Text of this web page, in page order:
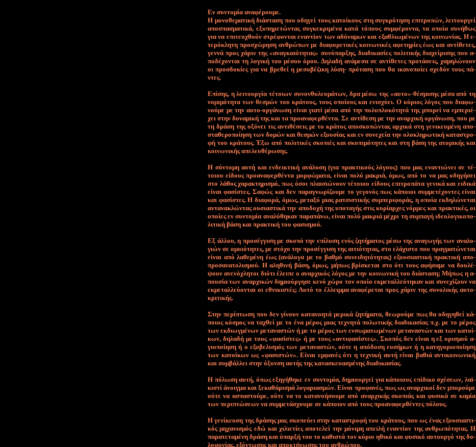
Εν συ­ντο­μί­α α­να­φέ­ρου­με.
Η μο­νο­θε­μα­τι­κή διά­στα­ση που ο­δη­γεί τους κα­τοί­κους στη συ­γκρό­τη­ση ε­πι­τρο­πών, λει­τουρ­γεί
α­πο­σπα­σμα­τι­κά, ε­ξυ­πη­ρε­τώ­ντας συ­γκε­κρι­μέ­να κα­τά τό­πους συμ­φέ­ρο­ντα, τα ο­ποί­α συ­νή­θως
για να ε­πι­τευ­χθούν στρέ­φο­νται ε­να­ντί­ον των α­δύ­να­μων και ε­ξα­θλιω­μέ­νων της κοι­νω­νί­ας. Η ε­
τε­ρό­κλη­τη προ­σχώ­ρη­ση αν­θρώ­πων με δια­φο­ρε­τι­κές κοι­νω­νι­κές α­φε­τη­ρί­ες έ­ως και α­ντί­θε­τες,
γεν­νά προς χά­ριν της «α­να­γκαιό­τη­τας» συ­νύ­παρ­ξης, δια­δι­κα­σί­ες πο­λι­τι­κής δια­χεί­ρι­σης που α­
πο­δέ­χο­νται τη λο­γι­κή του μέ­σου ό­ρου. Δη­λα­δή α­νά­με­σα σε α­ντί­θε­τες προ­τά­σεις, χα­μη­λώ­νουν
οι προσ­δο­κί­ες για να βρε­θεί η με­σο­βέ­ζι­κη λύ­ση- πρό­τα­ση που θα ι­κα­νο­ποί­ει σχε­δόν τους πά­
ντες.
Ε­πί­σης, η λει­τουρ­γί­α τέ­τοιων συ­νον­θυ­λευ­μά­των, δρα μέ­σω της «αυ­το»-θέ­σμι­σης μέ­σα α­πό τη
νο­μι­μό­τη­τα των θε­σμών του κρά­τους, τους ο­ποί­ους και ε­νι­σχύ­ει. Ο κύ­ριος λό­γος που δια­φω­
νού­με με την αυ­το-ορ­γά­νω­ση εί­ναι για­τί μέ­σα α­πό την πο­λυ­πλο­κό­τη­τά της μπο­ρεί να ε­μπε­ριέ­
χει στην δυ­να­μι­κή της και τα προ­α­να­φερ­θέ­ντα. Σε α­ντί­θε­ση με την α­ναρ­χι­κή ορ­γά­νω­ση, που με
τη δρά­ση της ο­ξύ­νει τις α­ντι­θέ­σεις με το κρά­τος α­πο­σκο­πώ­ντας αρ­χι­κά στη γε­νι­κευ­μέ­νη α­πο­
στα­θε­ρο­ποί­η­ση των δο­μών και θε­σμών ε­ξου­σί­ας και εν συ­νε­χεία την ο­λο­κλη­ρω­τι­κή κα­τα­στρο­
φή του κρά­τους. Έ­ξω α­πό πο­λι­τι­κές σκο­πιές και σκο­πι­μό­τη­τες και στη βά­ση της α­το­μι­κής και
κοι­νω­νι­κής α­πε­λευ­θέ­ρω­σης.
Η σύ­ντο­μη αυ­τή και εν­δει­κτι­κή α­νά­λυ­ση (για πρα­κτι­κούς λό­γους) που μας ε­να­ντιώ­νει σε τέ­
τοιου εί­δους προ­α­να­φερ­θέ­ντα μορ­φώ­μα­τα, εί­ναι πο­λύ μα­κριά, ό­μως, α­πό το να μας ο­δη­γή­σει
στο λά­θος χα­ρα­κτη­ρι­σμό, πως ό­σοι πλαι­σιώ­νουν τέ­τοιου εί­δους ε­πι­τρο­πά­τα γε­νι­κά και ει­δι­κά
εί­ναι φα­σί­στες. Σα­φώς και δεν πα­ρα­γνω­ρί­ζου­με το γε­γο­νός πως κά­ποιοι συμ­με­τέ­χο­ντες εί­ναι
και φα­σί­στες. Η δια­φο­ρά, ό­μως, με­τα­ξύ μιας ρα­τσι­στι­κής συ­μπε­ρι­φο­ράς, η ο­ποί­α εκ­δη­λώ­νε­ται
α­ντα­να­κλώ­ντας ου­σια­στι­κά την α­πο­δο­χή της υ­πο­τα­γής στις κυ­ρί­αρ­χες νόρ­μες και πρα­κτι­κές, οι
ο­ποί­ες εν συ­ντο­μί­α α­να­λύ­θη­καν πα­ρα­πά­νω, εί­ναι πο­λύ μα­κριά μέ­χρι τη συ­μπα­γή ι­δε­ο­λο­γι­κο­πο­
λι­τι­κή βά­ση και πρα­κτι­κή του φα­σι­σμού.
Εξ άλ­λου, η προ­σέγ­γι­ση με σκο­πό την ε­πί­λυ­ση ε­νός ζη­τή­μα­τος μέ­σω της α­να­γω­γής των α­να­λο­
γιών σε ο­μοιό­τη­τες, με στό­χο την προ­σέγ­γι­ση της αι­τιό­τη­τας, στο ε­λά­χι­στο που πραγ­μα­τώ­νε­ται
εί­ναι α­πό λα­θε­μέ­νη έ­ως (α­νά­λο­γα με το βαθ­μό συ­νει­δη­τό­τη­τας) ε­ξου­σια­στι­κή πρα­κτι­κή α­πο­
προ­σα­να­το­λι­σμού. Η α­λη­θι­νή βά­ση, ό­μως, μή­πως βρί­σκε­ται στο ό­τι τους α­φή­σα­με να δου­λέ­
ψουν α­νε­νό­χλη­τοι διό­τι έ­λει­πε ο α­ναρ­χι­κός λό­γος με την κοι­νω­νι­κή του διά­στα­ση; Μή­πως η α­
που­σί­α των α­ναρ­χι­κών δη­μιούρ­γη­σε κε­νό χώ­ρο τον ο­ποί­ο εκ­με­ταλ­λεύ­τη­καν και συ­νε­χί­ζουν να
εκ­με­ταλ­λεύ­ο­νται οι ε­θνι­κι­στές; Αυ­τό το έλ­λειμ­μα α­να­φέ­ρε­ται προς χά­ριν της συ­νο­λι­κής αυ­το­
κρι­τι­κής.
Στην πε­ρί­πτω­ση που δεν γί­νουν κα­τα­νο­η­τά με­ρι­κά ζη­τή­μα­τα, θε­ω­ρού­με πως θα ο­δη­γη­θεί κά­
ποιος κό­σμος να τα­χθεί με το έ­να μέ­ρος μιας τε­χνη­τά πο­λω­τι­κής δια­δι­κα­σί­ας π.χ. με το μέ­ρος
των εκ­διωγ­μέ­νων με­τα­να­στών ή με το μέ­ρος των εν­σω­μα­τω­μέ­νων με­τα­να­στών και των κα­τοί­
κων, δηλαδή με τους «φα­σί­στες» ή με τους «α­ντι­φα­σί­στες». Σκο­πός δεν εί­ναι η εξ ο­ρι­σμού α­
γιο­ποί­η­ση ή ο ε­ξο­βε­λι­σμός των με­τα­να­στών, ού­τε η α­πό­δο­ση ευ­σή­μων ή η κα­τη­γο­ριο­ποί­η­ση
των κα­τοί­κων ως «φα­σι­στών». Εί­ναι εμ­φα­νές ό­τι η τε­χνι­κή αυ­τή εί­ναι βα­θιά α­ντι­κοι­νω­νι­κή
και συμ­βάλ­λει στην ό­ξυν­ση αυ­τής της κα­τα­σκευα­σμέ­νης δια­δι­κα­σί­ας.
Η πό­λω­ση αυ­τή, ό­πως ε­ξη­γή­θη­κε εν συ­ντο­μί­α, δη­μιουρ­γεί για κά­ποιους ε­πί­δι­κο σχέ­σε­ων, λα­ϊ­
κι­στί ά­νοιγ­μα και ξε­κα­θά­ρι­σμά λο­γα­ρια­σμών. Εί­ναι προ­φα­νές, πως ως α­ναρ­χι­κοί δεν μπο­ρού­με
ού­τε να α­σπα­στού­με, ού­τε να το κα­τα­νο­ή­σου­με α­πό α­ναρ­χι­κής σκο­πιάς και φυ­σι­κά σε κα­μί­α
των πε­ρι­πτώ­σε­ων να συμ­με­τά­σχου­με σε κά­ποιον α­πό τους προ­α­να­φερ­θέ­ντες πό­λους.
Η γε­νί­κευ­ση της δρά­σης μας σκο­πεύ­ει στην κα­τα­στρο­φή του κρά­τους, που ως έ­νας ε­ξου­σια­στι­
κός μη­χα­νι­σμός ε­δώ και χι­λιε­τί­ες α­πο­τε­λεί την μό­νι­μη α­πει­λή ε­να­ντί­ον της αν­θρω­πό­τη­τας. Η
πα­ρα­τε­τα­μέ­νη δρά­ση και ύ­παρ­ξή του το κα­θι­στά τον κύ­ριο η­θι­κό και φυ­σι­κό αυ­τουρ­γό της δο­
λο­φο­νί­ας, ε­ξό­ντω­σης και α­πο­κτή­νω­σης του αν­θρώ­που.